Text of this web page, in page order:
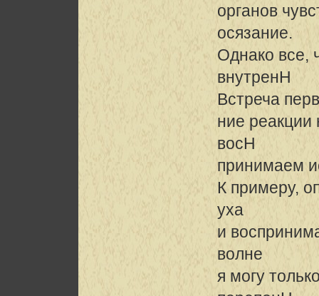
органов
осязание.
Однако
внутренH
Встреча
ние реакции
восH
принимаем
К примеру,
уха
и
волне
я могу